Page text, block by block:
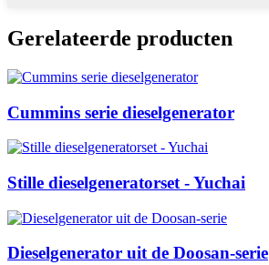
Gerelateerde producten
Cummins serie dieselgenerator
Stille dieselgeneratorset - Yuchai
Dieselgenerator uit de Doosan-serie